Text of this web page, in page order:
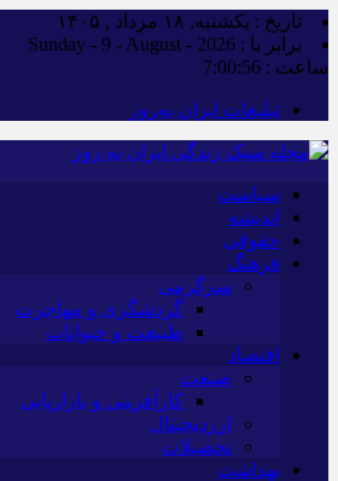
تاریخ : یکشنبه, ۱۸ مرداد , ۱۴۰۵
برابر با : Sunday - 9 - August - 2026
ساعت : 7:00:57
تبلیغات ایران به‌روز
سیاست
اندیشه
حقوقی
فرهنگ
سرگرمی
گردشگری و مهاجرت
طبیعت و حیوانات
اقتصاد
صنعت
کارآفرینی و بازاریابی
ارزدیجیتال
تحصیلات
بهداشت